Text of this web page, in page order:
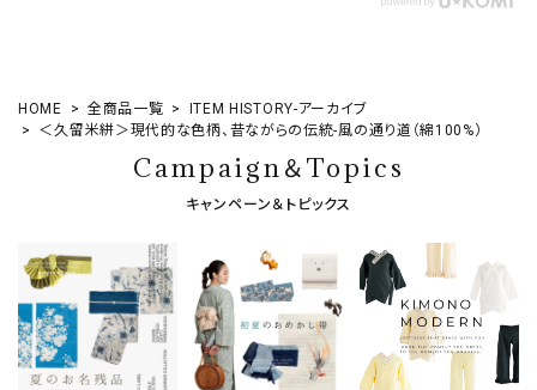
HOME 全商品一覧
ITEM HISTORY-アーカイブ
＜久留米絣＞現代的な色柄、昔ながらの伝統-風の通り道（綿100%）
Campaign＆Topics
キャンペーン＆トピックス